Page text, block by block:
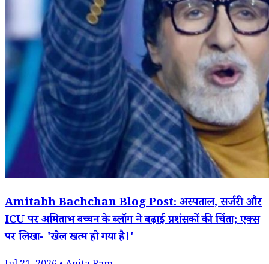
Amitabh Bachchan Blog Post: अस्पताल, सर्जरी और
ICU पर अमिताभ बच्चन के ब्लॉग ने बढ़ाई प्रशंसकों की चिंता; एक्स
पर लिखा- 'खेल खत्म हो गया है!'